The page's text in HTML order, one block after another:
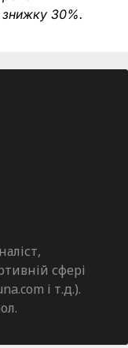
30%.
сфері
і т.д.).